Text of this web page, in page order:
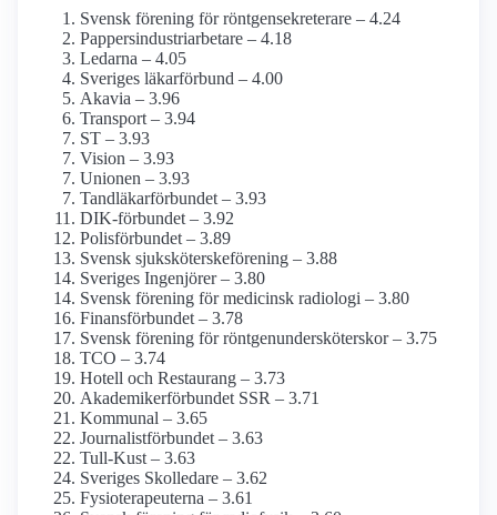
Svensk förening för röntgensekreterare – 4.24
Pappersindustri­arbetare – 4.18
Ledarna – 4.05
Sveriges läkarförbund – 4.00
Akavia – 3.96
Transport – 3.94
ST – 3.93
Vision – 3.93
Unionen – 3.93
Tandläkar­förbundet – 3.93
DIK-förbundet – 3.92
Polisförbundet – 3.89
Svensk sjuksköterskeförening – 3.88
Sveriges Ingenjörer – 3.80
Svensk förening för medicinsk radiologi – 3.80
Finans­förbundet – 3.78
Svensk förening för röntgenundersköterskor – 3.75
TCO – 3.74
Hotell och Restaurang – 3.73
Akademiker­förbundet SSR – 3.71
Kommunal – 3.65
Journalist­förbundet – 3.63
Tull-Kust – 3.63
Sveriges Skolledare – 3.62
Fysioterapeuterna – 3.61